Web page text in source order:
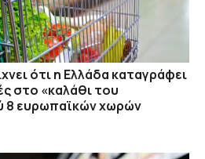
ότι η Ελλάδα καταγράφει
στο «καλάθι του
8 ευρωπαϊκών χωρών